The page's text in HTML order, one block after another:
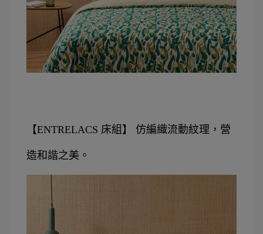
【ENTRELACS 床組】 仿編織流動紋理，營
造和諧之美。